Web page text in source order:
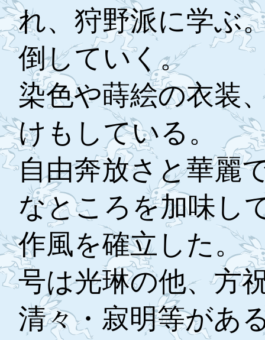
れ、狩野派に学ぶ
倒していく。
染色や蒔絵の衣装
けもしている。
自由奔放さと華麗
なところを加味し
作風を確立した。
号は光琳の他、方
清々・寂明等があ